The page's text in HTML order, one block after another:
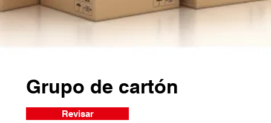
Grupo de cartón
Revisar